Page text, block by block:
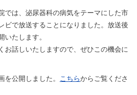
では、泌尿器科の病気をテーマにした市
ビで放送することになりました。放送後
いたします。
お話しいたしますので、ぜひこの機会に
を公開しました。 こちらからご覧くださ